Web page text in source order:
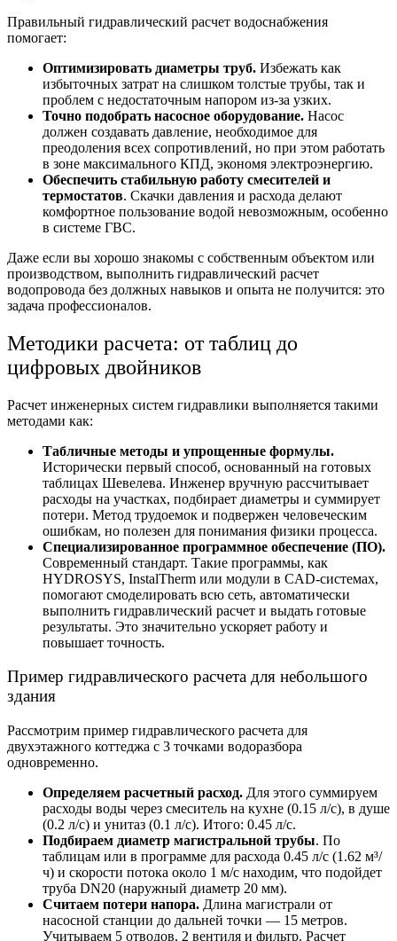
Правильный гидравлический расчет водоснабжения
помогает:
Оптимизировать диаметры труб. Избежать как
избыточных затрат на слишком толстые трубы, так и
проблем с недостаточным напором из-за узких.
Точно подобрать насосное оборудование. Насос
должен создавать давление, необходимое для
преодоления всех сопротивлений, но при этом работать
в зоне максимального КПД, экономя электроэнергию.
Обеспечить стабильную работу смесителей и
термостатов. Скачки давления и расхода делают
комфортное пользование водой невозможным, особенно
в системе ГВС.
Даже если вы хорошо знакомы с собственным объектом или
производством, выполнить гидравлический расчет
водопровода без должных навыков и опыта не получится: это
задача профессионалов.
Методики расчета: от таблиц до
цифровых двойников
Расчет инженерных систем гидравлики выполняется такими
методами как:
Табличные методы и упрощенные формулы.
Исторически первый способ, основанный на готовых
таблицах Шевелева. Инженер вручную рассчитывает
расходы на участках, подбирает диаметры и суммирует
потери. Метод трудоемок и подвержен человеческим
ошибкам, но полезен для понимания физики процесса.
Специализированное программное обеспечение (ПО).
Современный стандарт. Такие программы, как
HYDROSYS, InstalTherm или модули в CAD-системах,
помогают смоделировать всю сеть, автоматически
выполнить гидравлический расчет и выдать готовые
результаты. Это значительно ускоряет работу и
повышает точность.
Пример гидравлического расчета для небольшого
здания
Рассмотрим пример гидравлического расчета для
двухэтажного коттеджа с 3 точками водоразбора
одновременно.
Определяем расчетный расход. Для этого суммируем
расходы воды через смеситель на кухне (0.15 л/с), в душе
(0.2 л/с) и унитаз (0.1 л/с). Итого: 0.45 л/с.
Подбираем диаметр магистральной трубы. По
таблицам или в программе для расхода 0.45 л/с (1.62 м³/
ч) и скорости потока около 1 м/с находим, что подойдет
труба DN20 (наружный диаметр 20 мм).
Считаем потери напора. Длина магистрали от
насосной станции до дальней точки — 15 метров.
Учитываем 5 отводов, 2 вентиля и фильтр. Расчет